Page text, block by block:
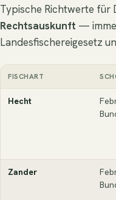
Typische Richtwerte für
Rechtsauskunft —
Landesfischereigesetz
FISCHART
Hecht
Zander